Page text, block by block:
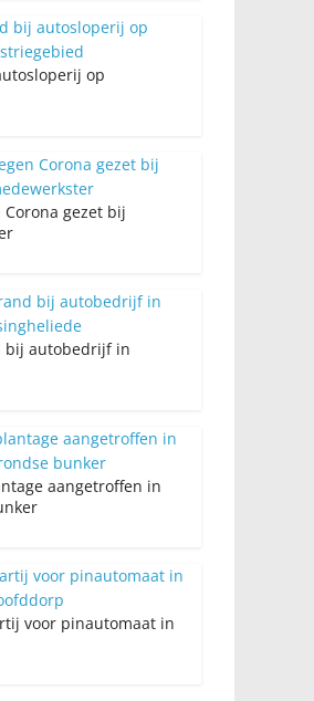
op
gezet bij
bij autobedrijf in
aangetroffen in
voor pinautomaat in